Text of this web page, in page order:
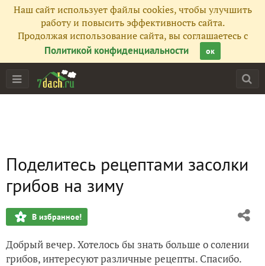
Наш сайт использует файлы cookies, чтобы улучшить
работу и повысить эффективность сайта.
Продолжая использование сайта, вы соглашаетесь с
Политикой конфиденциальности
ок
Поделитесь рецептами засолки
грибов на зиму
В избранное!
Добрый вечер. Хотелось бы знать больше о солении
грибов, интересуют различные рецепты. Спасибо.